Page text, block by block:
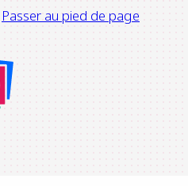
Passer au pied de page